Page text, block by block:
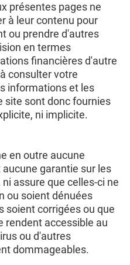
présentes pages ne
à leur contenu pour
ou prendre d'autres
en termes
financières d'autre
consulter votre
informations et les
site sont donc fournies
ni implicite.
en outre aucune
garantie sur les
assure que celles-ci ne
ou soient dénuées
soient corrigées ou que
rendent accessible au
ou d'autres
dommageables.